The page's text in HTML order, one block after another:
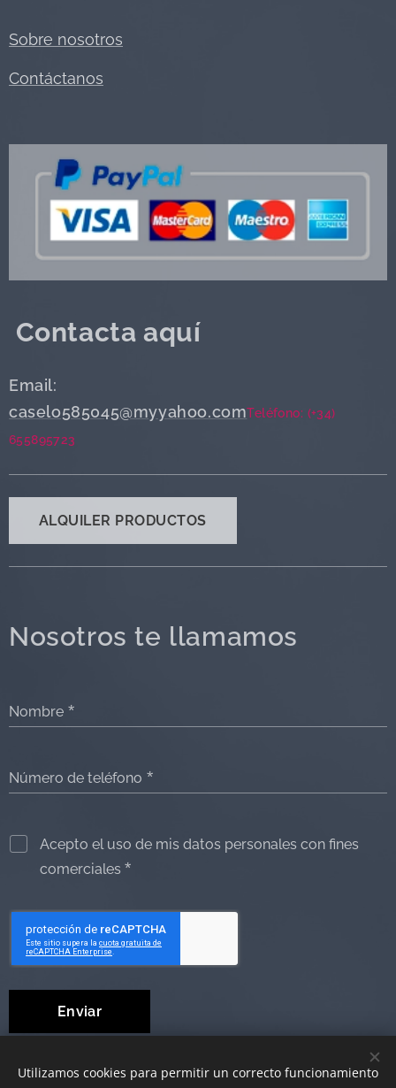
Sobre nosotros
Contáctanos
Contacta aquí
Email:
caselo585045@myyahoo.comTeléfono: (+34)
655895723
ALQUILER PRODUCTOS
Nosotros te llamamos
Nombre
Número de teléfono
Acepto el uso de mis datos personales con fines
comerciales
Enviar
Utilizamos cookies para permitir un correcto funcionamiento